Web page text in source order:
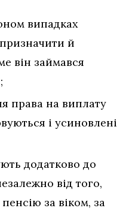
випадках
й
він займався
права на виплату
і усиновлені
додатково до
від того,
за віком, за